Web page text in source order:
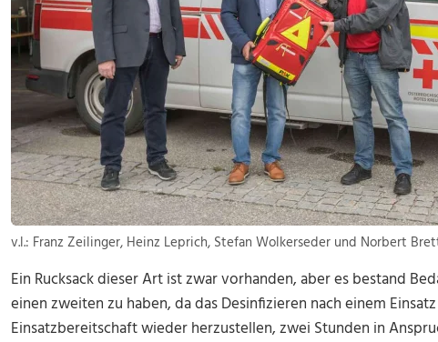
v.l.: Franz Zeilinger, Heinz Leprich, Stefan Wolkerseder und Norbert
Ein Rucksack dieser Art ist zwar vorhanden, aber es bestand
einen zweiten zu haben, da das Desinfizieren nach einem
Einsatzbereitschaft wieder herzustellen, zwei Stunden in